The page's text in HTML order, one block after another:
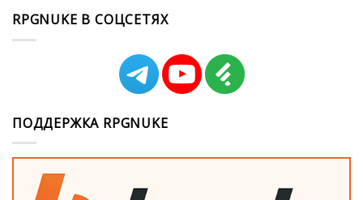
RPGNUKE В СОЦСЕТЯХ
ПОДДЕРЖКА RPGNUKE